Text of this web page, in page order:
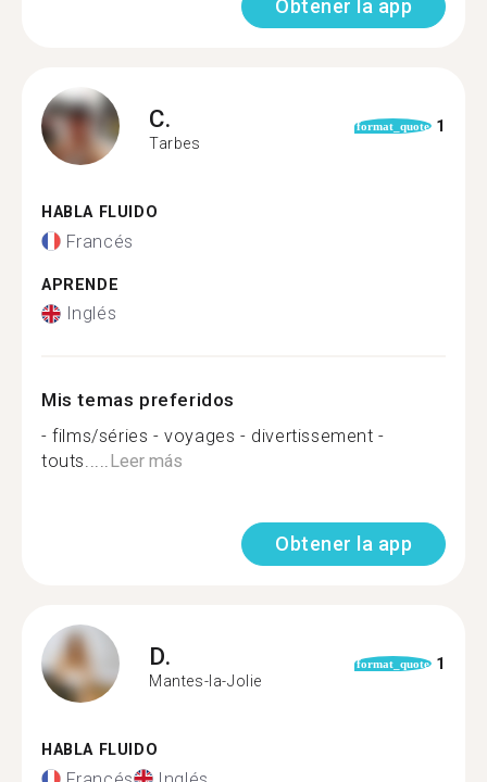
Obtener la app
C.
Tarbes
format_quote 1
HABLA FLUIDO
Francés
APRENDE
Inglés
Mis temas preferidos
- films/séries - voyages - divertissement -
touts.....Leer más
Obtener la app
D.
Mantes-la-Jolie
format_quote 1
HABLA FLUIDO